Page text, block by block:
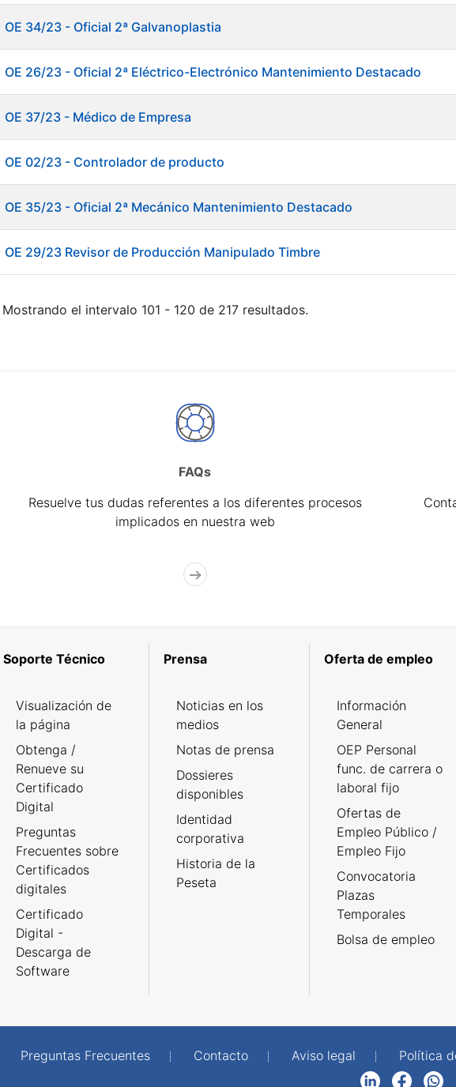
OE 34/23 - Oficial 2ª Galvanoplastia
OE 26/23 - Oficial 2ª Eléctrico-Electrónico Mantenimiento Destacado
OE 37/23 - Médico de Empresa
OE 02/23 - Controlador de producto
OE 35/23 - Oficial 2ª Mecánico Mantenimiento Destacado
OE 29/23 Revisor de Producción Manipulado Timbre
Mostrando el intervalo 101 - 120 de 217 resultados.
FAQs
Resuelve tus dudas referentes a los diferentes procesos
implicados en nuestra web
Soporte Técnico
Visualización de
la página
Obtenga /
Renueve su
Certificado
Digital
Preguntas
Frecuentes sobre
Certificados
digitales
Certificado
Digital -
Descarga de
Software
Prensa
Noticias en los
medios
Notas de prensa
Dossieres
disponibles
Identidad
corporativa
Historia de la
Peseta
Oferta de empleo
Información
General
OEP Personal
func. de carrera o
laboral fijo
Ofertas de
Empleo Público /
Empleo Fijo
Convocatoria
Plazas
Temporales
Bolsa de empleo
Preguntas Frecuentes Contacto Aviso legal
Política
FacebookWhatsApp